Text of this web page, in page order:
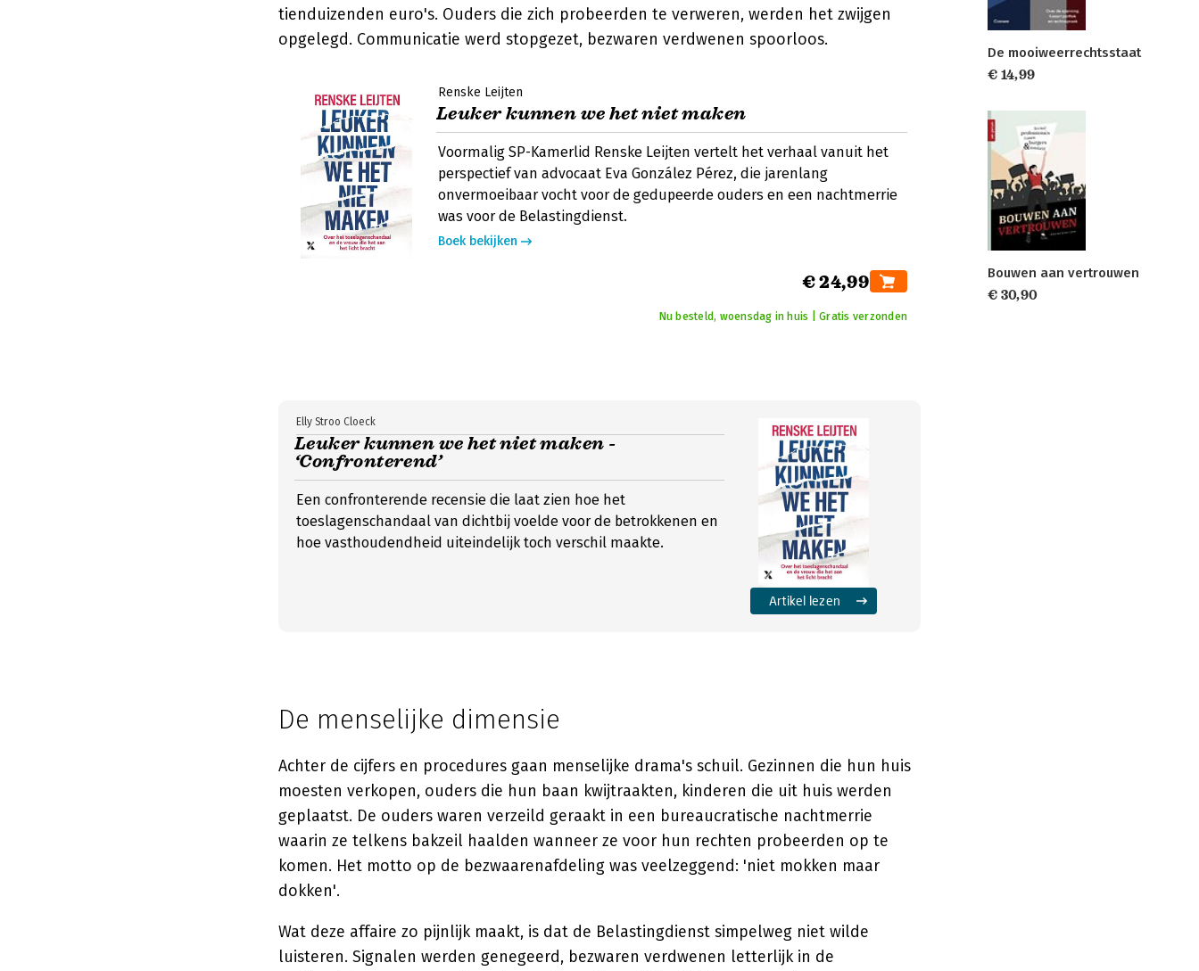
tienduizenden euro's. Ouders die zich probeerden te verweren, werden het zwijgen
opgelegd. Communicatie werd stopgezet, bezwaren verdwenen spoorloos.
Renske Leijten
Leuker kunnen we het niet maken
Voormalig SP-Kamerlid Renske Leijten vertelt het verhaal vanuit het
perspectief van advocaat Eva González Pérez, die jarenlang
onvermoeibaar vocht voor de gedupeerde ouders en een nachtmerrie
was voor de Belastingdienst.
Boek bekijken
€ 24,99
Nu besteld, woensdag in huis | Gratis verzonden
Leuker kunnen we het niet maken -
‘Confronterend’
Elly Stroo Cloeck
Een confronterende recensie die laat zien hoe het
toeslagenschandaal van dichtbij voelde voor de betrokkenen en
hoe vasthoudendheid uiteindelijk toch verschil maakte.
Artikel lezen
De menselijke dimensie
Achter de cijfers en procedures gaan menselijke drama's schuil. Gezinnen die hun huis
moesten verkopen, ouders die hun baan kwijtraakten, kinderen die uit huis werden
geplaatst. De ouders waren verzeild geraakt in een bureaucratische nachtmerrie
waarin ze telkens bakzeil haalden wanneer ze voor hun rechten probeerden op te
komen. Het motto op de bezwaarenafdeling was veelzeggend: 'niet mokken maar
dokken'.
Wat deze affaire zo pijnlijk maakt, is dat de Belastingdienst simpelweg niet wilde
luisteren. Signalen werden genegeerd, bezwaren verdwenen letterlijk in de
De mooiweerrechtsstaat
€ 14,99
Bouwen aan vertrouwen
€ 30,90